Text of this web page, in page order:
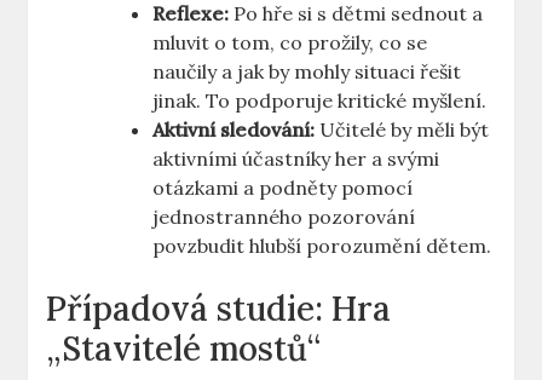
Reflexe: Po hře si s dětmi sednout a
mluvit o tom, co prožily, co se
naučily a jak by mohly situaci řešit
jinak. To podporuje kritické myšlení.
Aktivní sledování: Učitelé by měli být
aktivními účastníky her a svými
otázkami a podněty pomocí
jednostranného pozorování
povzbudit hlubší porozumění dětem.
Případová studie: Hra
„Stavitelé mostů“